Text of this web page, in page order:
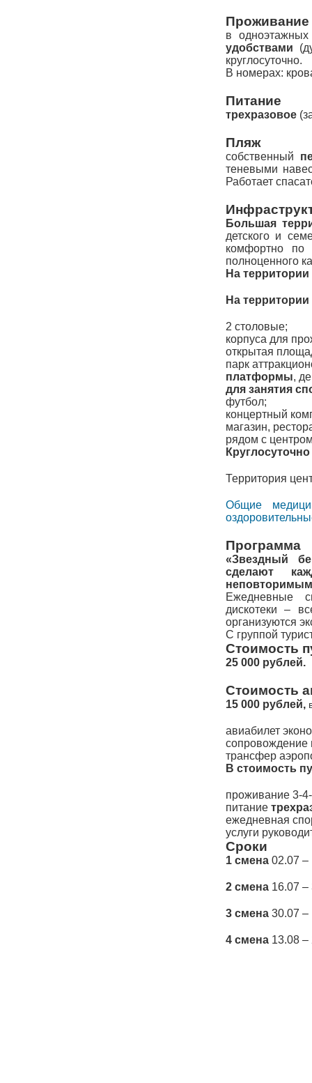
Проживание
в
удобствами
круглосуточно.
В номерах:
Питание
трехразовое
Пляж
собственный
теневыми
Работает
Большая
детского и
комфортно по
полноценного
На территории
На
2 столовые;
корпуса для
открытая
парк
платформы,
для занятия
футбол;
концертный
магазин,
рядом с
Круглосуточно
Территория
Общие
Программа
«Звездный
сделают
Ежедневные
дискотеки –
организуются
С группой
Стоимость
25 000 рублей.
Стоимость
15 000 рублей,
авиабилет
сопровождение
трансфер
В стоимость
проживание 3-
питание
ежедневная
услуги
Сроки
1 смена 02.07
2 смена 16.07 –
3 смена 30.07 –
4 смена 13.08 –